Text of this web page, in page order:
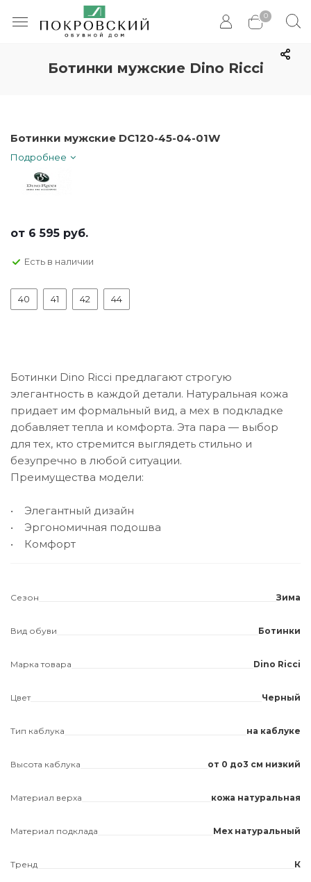
0
Ботинки мужские Dino Ricci
Ботинки мужские DC120-45-04-01W
Подробнее
от 6 595 руб.
Есть в наличии
40 41 42 44
Ботинки Dino Ricci предлагают строгую
элегантность в каждой детали. Натуральная кожа
придает им формальный вид, а мех в подкладке
добавляет тепла и комфорта. Эта пара — выбор
для тех, кто стремится выглядеть стильно и
безупречно в любой ситуации.
Преимущества модели:
• Элегантный дизайн
• Эргономичная подошва
• Комфорт
Сезон Зима
Вид обуви Ботинки
Марка товара Dino Ricci
Цвет Черный
Тип каблука на каблуке
Высота каблука от 0 до3 см низкий
Материал верха кожа натуральная
Материал подклада Мех натуральный
Тренд К